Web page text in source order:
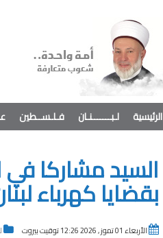
الرئيسية لـبـــــــنـان فـلـســطين
بقضايا كهرباء
الأربعاء 01 تموز , 2026 12:26 توقيت بيروت